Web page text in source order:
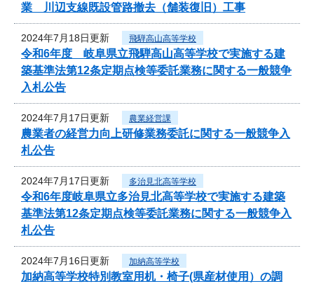
業 川辺支線既設管路撤去（舗装復旧）工事
2024年7月18日更新 飛騨高山高等学校
令和6年度 岐阜県立飛騨高山高等学校で実施する建
築基準法第12条定期点検等委託業務に関する一般競争
入札公告
2024年7月17日更新 農業経営課
農業者の経営力向上研修業務委託に関する一般競争入
札公告
2024年7月17日更新 多治見北高等学校
令和6年度岐阜県立多治見北高等学校で実施する建築
基準法第12条定期点検等委託業務に関する一般競争入
札公告
2024年7月16日更新 加納高等学校
加納高等学校特別教室用机・椅子(県産材使用）の調